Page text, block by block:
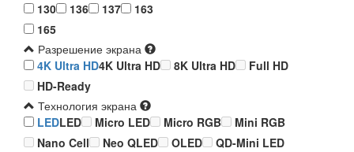
130
136 137
163
165
Разрешение экрана
4K Ultra HD4K Ultra HD 8K Ultra HD
Full HD
HD-Ready
Технология экрана
LEDLED Micro LED Micro RGB
Mini RGB
Nano Cell
Neo QLED OLED
QD-Mini LED